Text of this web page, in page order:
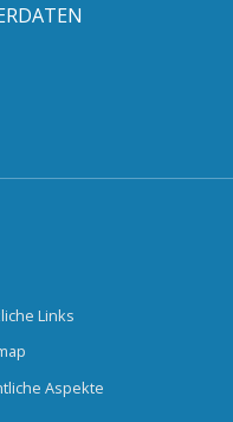
Links
Aspekte